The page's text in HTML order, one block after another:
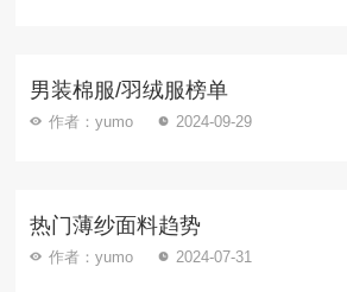
男装棉服/羽绒服榜单
作者：yumo 2024-09-29
热门薄纱面料趋势
作者：yumo 2024-07-31